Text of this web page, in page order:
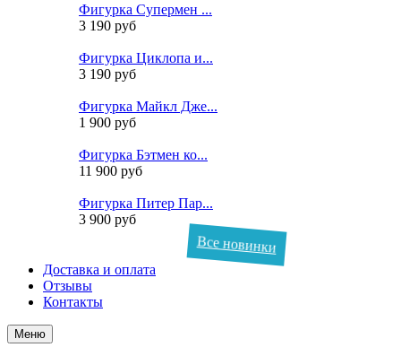
Фигурка Супермен ...
3 190 руб
Фигурка Циклопа и...
3 190 руб
Фигурка Майкл Дже...
1 900 руб
Фигурка Бэтмен ко...
11 900 руб
Фигурка Питер Пар...
3 900 руб
Все новинки
Доставка и оплата
Отзывы
Контакты
Меню